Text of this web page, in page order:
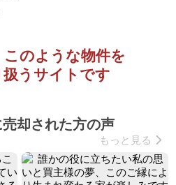
のような物件を
うサイトです
却された方の声
もっと見る